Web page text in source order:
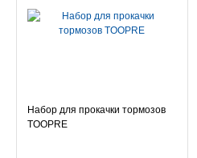
Набор для прокачки тормозов
TOOPRE